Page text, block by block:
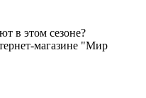
в этом сезоне?
магазине "Мир